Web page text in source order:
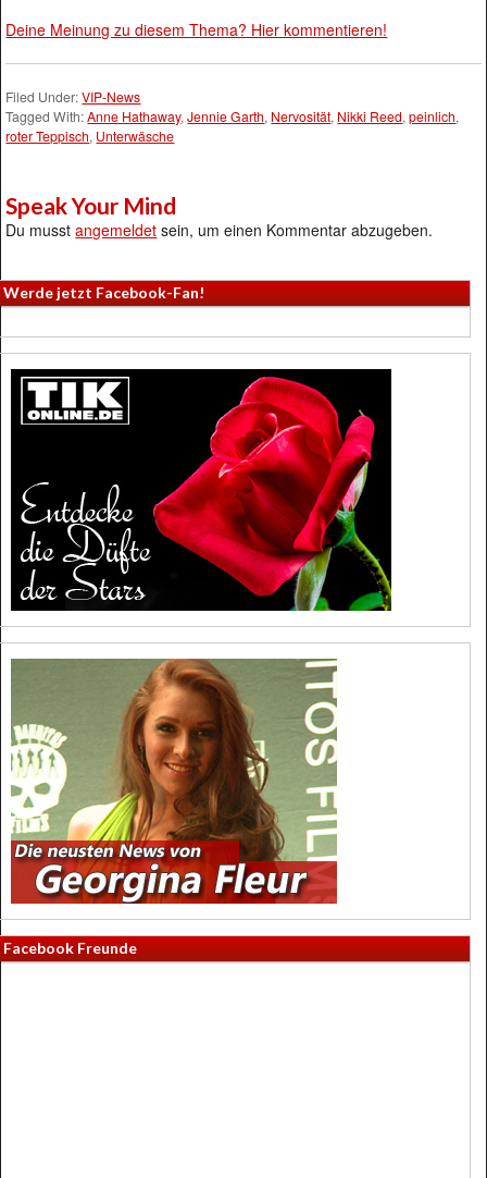
Deine Meinung zu diesem Thema? Hier kommentieren!
Filed Under:VIP-News
Tagged With:Anne Hathaway,Jennie Garth, Nervosität, Nikki Reed,peinlich,
roter Teppisch, Unterwäsche
Speak Your Mind
Du musstangemeldet sein, um einen Kommentar abzugeben.
Werde jetzt Facebook-Fan!
Facebook Freunde